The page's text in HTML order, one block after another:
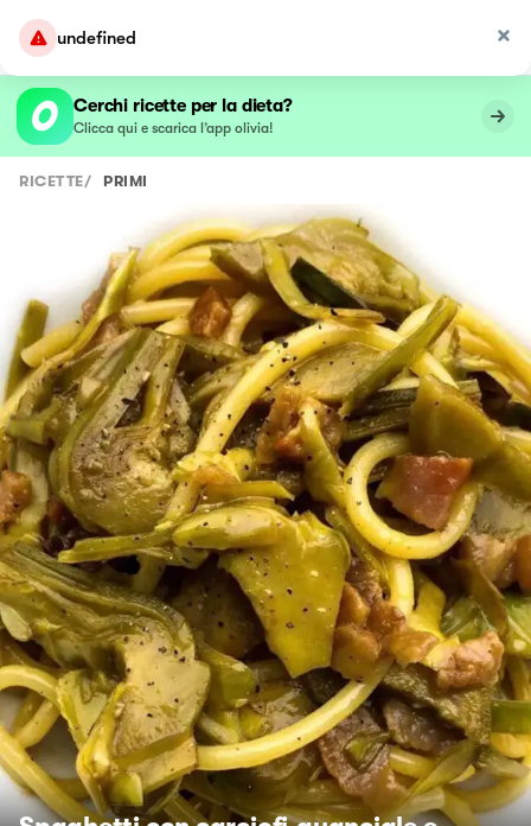
undefined
Cerchi ricette per la dieta?
Clicca qui e scarica l’app olivia!
RICETTE/ PRIMI